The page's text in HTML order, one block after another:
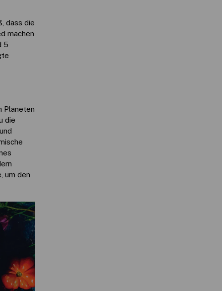
dass die
machen
5
Planeten
die
um den